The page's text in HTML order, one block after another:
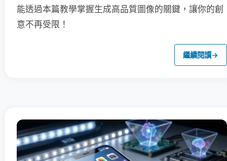
能透過本篇教學掌握生成高品質圖像的關鍵，讓你的創
意不再受限！
繼續閱讀→